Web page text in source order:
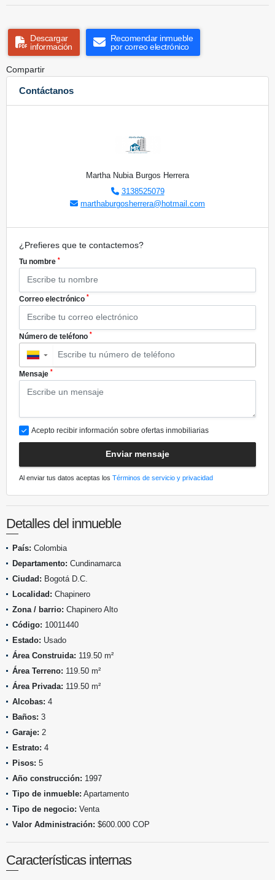
Descargar
información
Recomendar inmueble
por correo electrónico
Compartir
Contáctanos
Martha Nubia Burgos Herrera
3138525079
marthaburgosherrera@hotmail.com
¿Prefieres que te contactemos?
Tu nombre *
Correo electrónico *
Número de teléfono *
▼
Mensaje *
Acepto recibir información sobre ofertas inmobiliarias
Enviar mensaje
Al enviar tus datos aceptas los Términos de servicio y privacidad
Detalles del inmueble
País: Colombia
Departamento: Cundinamarca
Ciudad: Bogotá D.C.
Localidad: Chapinero
Zona / barrio: Chapinero Alto
Código: 10011440
Estado: Usado
Área Construida: 119.50 m²
Área Terreno: 119.50 m²
Área Privada: 119.50 m²
Alcobas: 4
Baños: 3
Garaje: 2
Estrato: 4
Pisos: 5
Año construcción: 1997
Tipo de inmueble: Apartamento
Tipo de negocio: Venta
Valor Administración: $600.000 COP
Características internas